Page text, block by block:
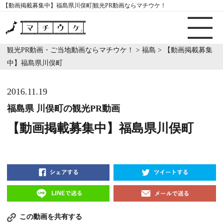
【動画掲載募集中】福島県川俣町|観光PR動画ならマチウケ！
観光PR動画・ご当地動画ならマチウケ！ > 福島 >
【動画掲載募集
中】福島県川俣町
2016.11.19
福島県 川俣町の観光PR動画
【動画掲載募集中】福島県川俣町
この動画を共有する